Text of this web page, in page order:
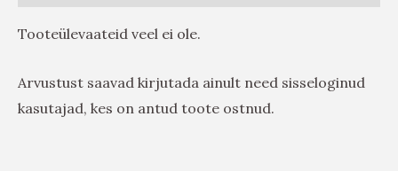
Tooteülevaateid veel ei ole.
Arvustust saavad kirjutada ainult need sisseloginud
kasutajad, kes on antud toote ostnud.